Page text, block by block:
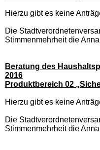
Hierzu gibt es keine
Die
Stimmenmehrheit die
Beratung des
2016
Produktbereich 02
Hierzu gibt es keine
Die
Stimmenmehrheit die